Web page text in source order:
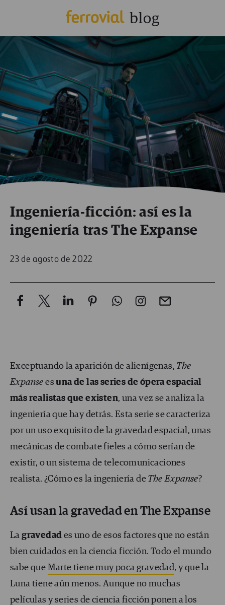
Ingeniería-ficción: así es la
ingeniería tras The Expanse
23 de agosto de 2022
Exceptuando la aparición de alienígenas, The
Expanse esuna de las series de ópera espacial
más realistas que existen, una vez se analiza la
ingeniería que hay detrás. Esta serie se caracteriza
por un uso exquisito de la gravedad espacial, unas
mecánicas de combate fieles a cómo serían de
existir, o un sistema de telecomunicaciones
realista. ¿Cómo es la ingeniería de The Expanse?
Así usan la gravedad en The Expanse
Lagravedad es uno de esos factores que no están
bien cuidados en la ciencia ficción. Todo el mundo
sabe que Marte tiene muy poca gravedad, y que la
Luna tiene aún menos. Aunque no muchas
películas y series de ciencia ficción ponen a los